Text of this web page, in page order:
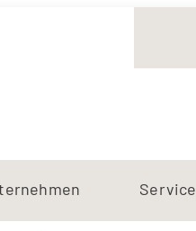
Service